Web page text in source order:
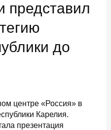
представил
до
центре «Россия» в
Карелия.
презентация